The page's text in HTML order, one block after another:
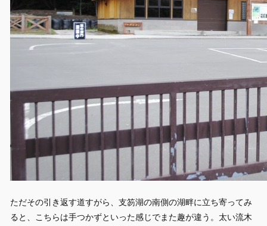
ただその引き返す道すがら、支笏湖の南側の湖畔に立ち寄ってみ
ると、こちらは手つかずといった感じでまた趣が違う。太い流木